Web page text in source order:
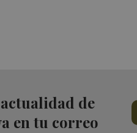
de
en tu correo